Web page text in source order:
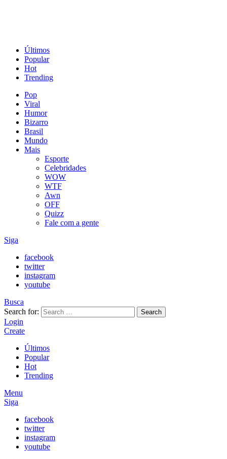
Últimos
Popular
Hot
Trending
Pop
Viral
Humor
Bizarro
Brasil
Mundo
Mais
Esporte
Celebridades
WOW
WTF
Awn
OFF
Quizz
Fale com a gente
Siga
facebook
twitter
instagram
youtube
Busca
Search for:
Search
Login
Create
Últimos
Popular
Hot
Trending
Menu
Siga
facebook
twitter
instagram
youtube